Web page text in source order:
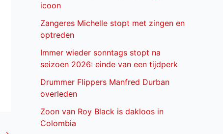
icoon
Zangeres Michelle stopt met zingen en
optreden
Immer wieder sonntags stopt na
seizoen 2026: einde van een tijdperk
Drummer Flippers Manfred Durban
overleden
Zoon van Roy Black is dakloos in
Colombia